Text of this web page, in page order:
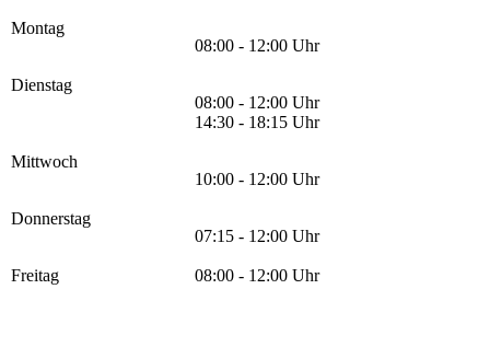
Montag
08:00 - 12:00 Uhr
Dienstag
08:00 - 12:00 Uhr
14:30 - 18:15 Uhr
Mittwoch
10:00 - 12:00 Uhr
Donnerstag
07:15 - 12:00 Uhr
Freitag 08:00 - 12:00 Uhr